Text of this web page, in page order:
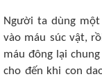
Người ta dùng
vào máu súc vật,
máu đông lại
cho đến khi con